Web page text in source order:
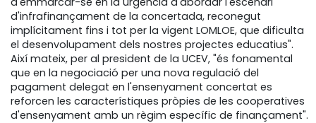
d'infrafinançament de la concertada, reconegut
implícitament fins i tot per la vigent LOMLOE, que dificulta
el desenvolupament dels nostres projectes educatius".
Així mateix, per al president de la UCEV, "és fonamental
que en la negociació per una nova regulació del
pagament delegat en l'ensenyament concertat es
reforcen les característiques pròpies de les cooperatives
d'ensenyament amb un règim específic de finançament".